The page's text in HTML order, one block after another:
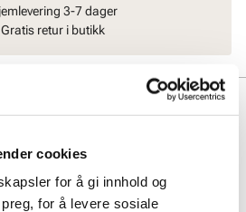
cookies
for å gi innhold og
for å levere sosiale
3-7 dager
Gratis retur i butikk
pustende mesh-overdel og strikklisser
komfort og enkel justering. Den
hele dagen.